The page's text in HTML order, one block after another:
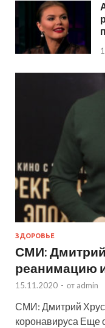
ЗДОРОВЬЕ
СМИ: Дмитрий
реанимацию
15.11.2020 - от admin
СМИ: Дмитрий
коронавируса Еще